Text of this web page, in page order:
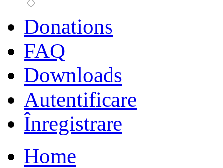
Donations
FAQ
Downloads
Autentificare
Înregistrare
Home